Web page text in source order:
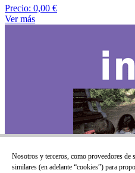
Precio: 0,00 €
Ver más
Nosotros y terceros, como proveedores
similares (en adelante “cookies”) para